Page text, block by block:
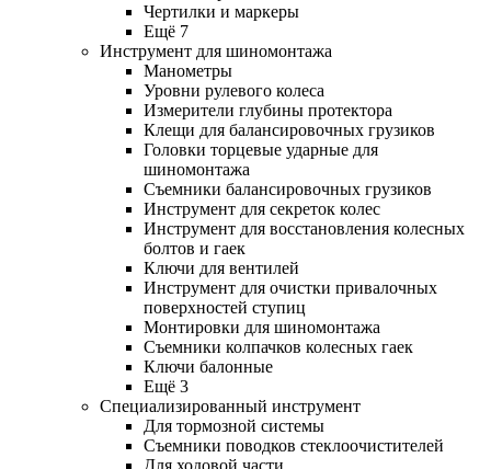
Чертилки и маркеры
Ещё 7
Инструмент для шиномонтажа
Манометры
Уровни рулевого колеса
Измерители глубины протектора
Клещи для балансировочных грузиков
Головки торцевые ударные для
шиномонтажа
Съемники балансировочных грузиков
Инструмент для секреток колес
Инструмент для восстановления колесных
болтов и гаек
Ключи для вентилей
Инструмент для очистки привалочных
поверхностей ступиц
Монтировки для шиномонтажа
Съемники колпачков колесных гаек
Ключи балонные
Ещё 3
Специализированный инструмент
Для тормозной системы
Съемники поводков стеклоочистителей